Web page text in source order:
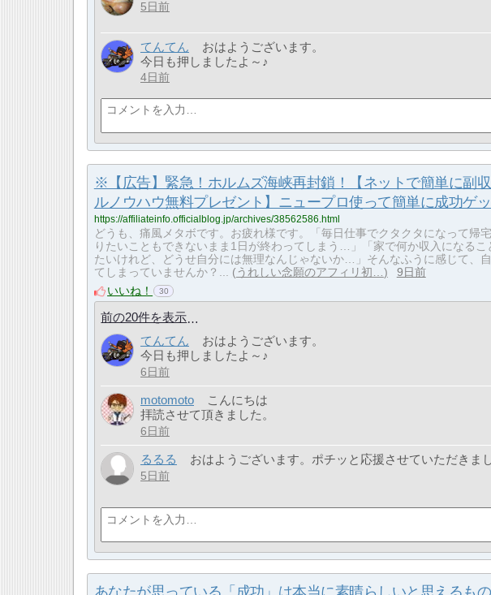
5日前
てんてん
おはようございます。
今日も押しましたよ～♪
4日前
※【広告】緊急！ホルムズ海峡再封鎖！【ネットで簡単に副
ルノウハウ無料プレゼント】ニュープロ使って簡単に成功ゲッ
https://affiliateinfo.officialblog.jp/archives/38562586.html
どうも、痛風メタボです。お疲れ様です。「毎日仕事でクタクタになって帰
りたいこともできないまま1日が終わってしまう…」「家で何か収入になるこ
たいけれど、どうせ自分には無理なんじゃないか…」そんなふうに感じて、
てしまっていませんか？...
うれしい念願のアフィリ初…
9日前
いいね！
30
前の20件を表示
てんてん
おはようございます。
今日も押しましたよ～♪
6日前
motomoto
こんにちは
拝読させて頂きました。
6日前
るるる おはようございます。ポチッと応援させていただきま
5日前
あなたが思っている「成功」は本当に素晴らしいと思えるも